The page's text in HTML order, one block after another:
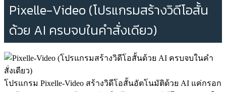
Pixelle-Video (โปรแกรมสร้างวิดีโอสั้น
ด้วย AI ครบจบในคำสั่งเดียว)
โปรแกรม Pixelle-Video สร้างวิดีโอสั้นอัตโนมัติด้วย AI แค่กรอก